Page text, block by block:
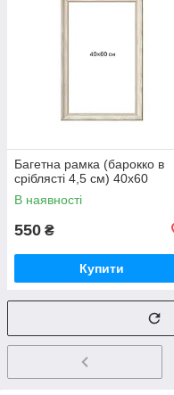
Багетна рамка (барокко в
сріблясті 4,5 см) 40х60
В наявності
550 ₴
Купити